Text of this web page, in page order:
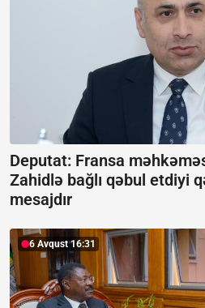
Deputat: Fransa
Zahidlə bağlı qəbul etdiyi
mesajdır
6 Avqust 16:31